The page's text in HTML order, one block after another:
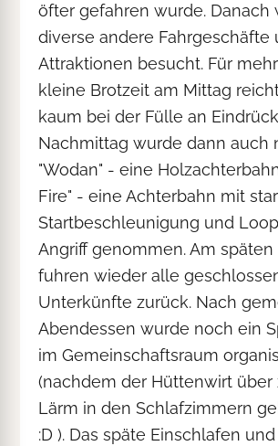
öfter gefahren wurde. Danach
diverse andere Fahrgeschäfte
Attraktionen besucht. Für
kleine Brotzeit am Mittag
kaum bei der Fülle an
Nachmittag wurde dann auch
"Wodan" - eine
Fire" - eine Achterbahn mit
Startbeschleunigung und
Angriff genommen. Am
fuhren wieder alle
Unterkünfte zurück. Nach
Abendessen wurde noch ein
im Gemeinschaftsraum
(nachdem der Hüttenwirt über
Lärm in den Schlafzimmern
:D ). Das späte Einschlafen